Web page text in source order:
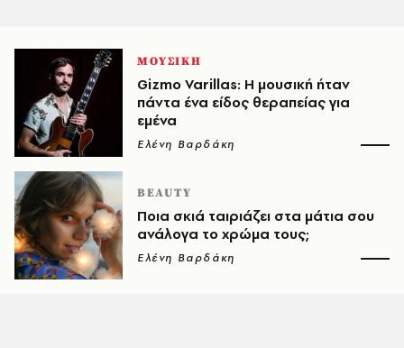
ΜΟΥΣΙΚΗ
Gizmo Varillas: Η μουσική ήταν
πάντα ένα είδος θεραπείας για
εμένα
Ελένη Βαρδάκη
BEAUTY
Ποια σκιά ταιριάζει στα μάτια σου
ανάλογα το χρώμα τους;
Ελένη Βαρδάκη